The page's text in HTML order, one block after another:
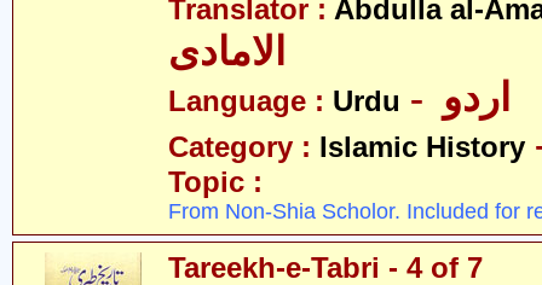
Translator : Abdulla al-
الامادی
Language : Urdu
Category : Islamic History
Topic :
From Non-Shia Scholor. Included for
Tareekh-e-Tabri - 4 of 7